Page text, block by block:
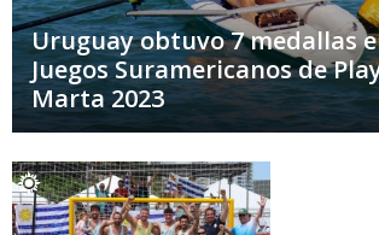
Uruguay obtuvo 7 medallas
Juegos Suramericanos de
Marta 2023